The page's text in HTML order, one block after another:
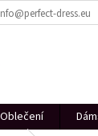
dress.eu